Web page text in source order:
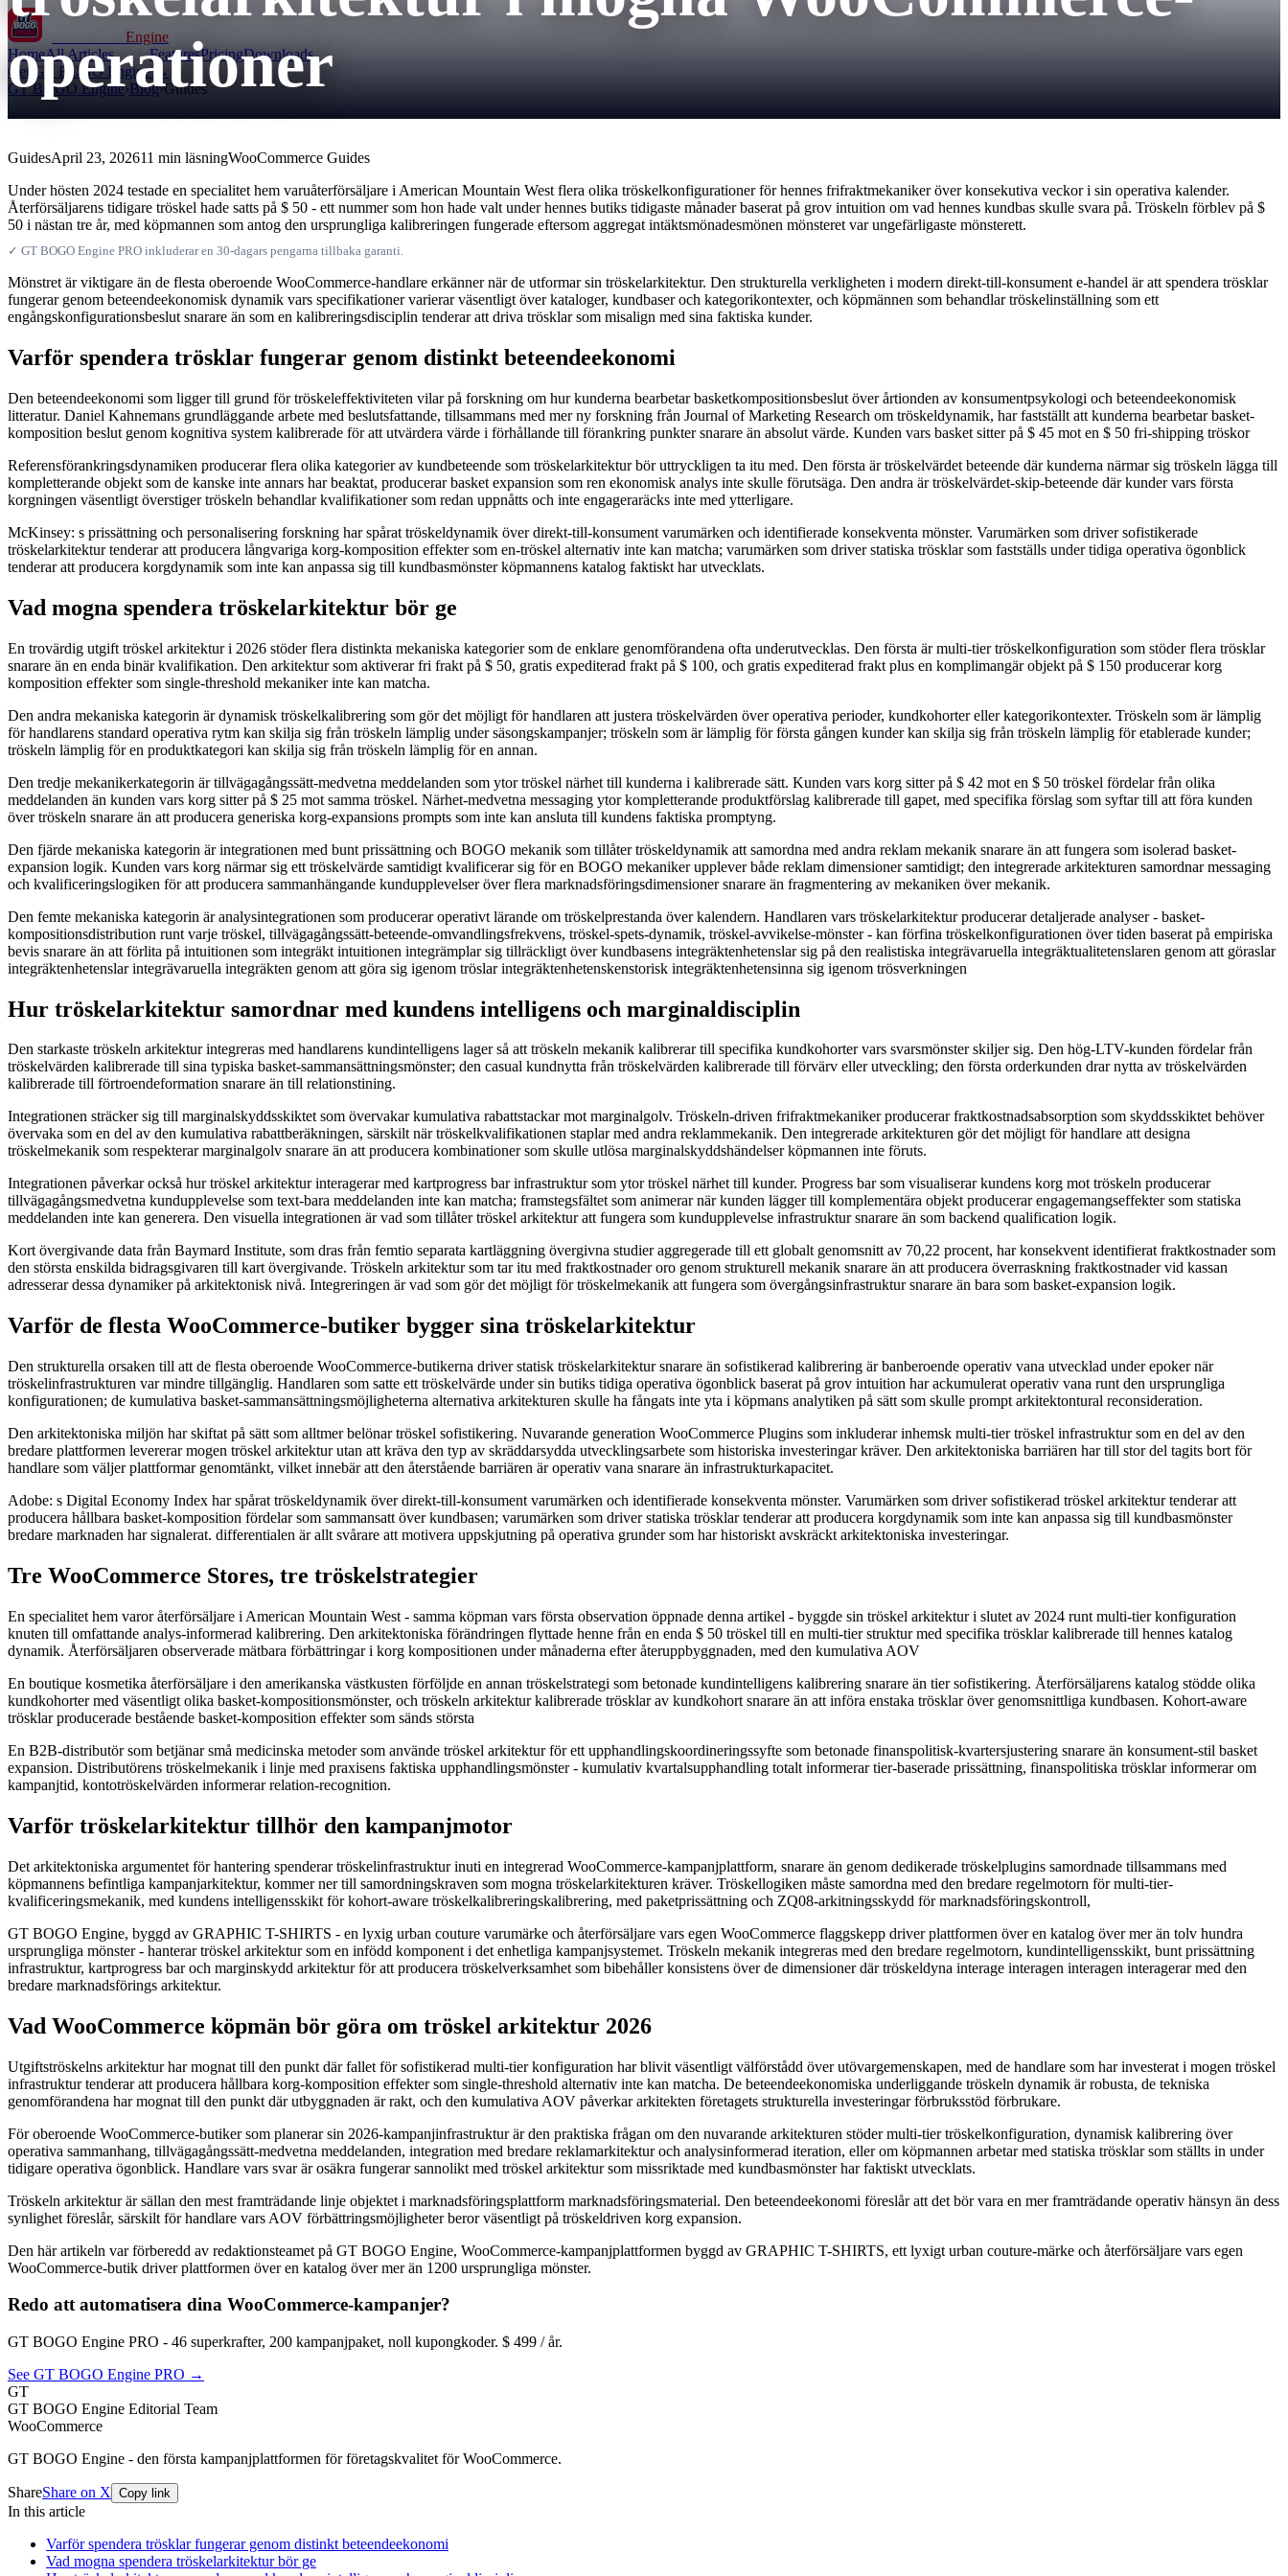
Engine
HomeAll Articles FeaturesPricingDownloads
Get GT BOGO Engine →
GT BOGO Engine›Blog›Guides
operationer
GuidesApril 23, 202611 min läsningWooCommerce Guides
Under hösten 2024 testade en specialitet hem varuåterförsäljare i American Mountain West flera olika tröskelkonfigurationer för hennes frifraktmekaniker över konsekutiva veckor i sin operativa kalender.
Återförsäljarens tidigare tröskel hade satts på $ 50 - ett nummer som hon hade valt under hennes butiks tidigaste månader baserat på grov intuition om vad hennes kundbas skulle svara på. Tröskeln förblev på $
50 i nästan tre år, med köpmannen som antog den ursprungliga kalibreringen fungerade eftersom aggregat intäktsmönadesmönen mönsteret var ungefärligaste mönsterett.
✓ GT BOGO Engine PRO inkluderar en 30-dagars pengarna tillbaka garanti.
Mönstret är viktigare än de flesta oberoende WooCommerce-handlare erkänner när de utformar sin tröskelarkitektur. Den strukturella verkligheten i modern direkt-till-konsument e-handel är att spendera trösklar
fungerar genom beteendeekonomisk dynamik vars specifikationer varierar väsentligt över kataloger, kundbaser och kategorikontexter, och köpmännen som behandlar tröskelinställning som ett
engångskonfigurationsbeslut snarare än som en kalibreringsdisciplin tenderar att driva trösklar som misalign med sina faktiska kunder.
Varför spendera trösklar fungerar genom distinkt beteendeekonomi
Den beteendeekonomi som ligger till grund för tröskeleffektiviteten vilar på forskning om hur kunderna bearbetar basketkompositionsbeslut över årtionden av konsumentpsykologi och beteendeekonomisk
litteratur. Daniel Kahnemans grundläggande arbete med beslutsfattande, tillsammans med mer ny forskning från Journal of Marketing Research om tröskeldynamik, har fastställt att kunderna bearbetar basket-
komposition beslut genom kognitiva system kalibrerade för att utvärdera värde i förhållande till förankring punkter snarare än absolut värde. Kunden vars basket sitter på $ 45 mot en $ 50 fri-shipping tröskor
Referensförankringsdynamiken producerar flera olika kategorier av kundbeteende som tröskelarkitektur bör uttryckligen ta itu med. Den första är tröskelvärdet beteende där kunderna närmar sig tröskeln lägga till
kompletterande objekt som de kanske inte annars har beaktat, producerar basket expansion som ren ekonomisk analys inte skulle förutsäga. Den andra är tröskelvärdet-skip-beteende där kunder vars första
korgningen väsentligt överstiger tröskeln behandlar kvalifikationer som redan uppnåtts och inte engageraräcks inte med ytterligare.
McKinsey: s prissättning och personalisering forskning har spårat tröskeldynamik över direkt-till-konsument varumärken och identifierade konsekventa mönster. Varumärken som driver sofistikerade
tröskelarkitektur tenderar att producera långvariga korg-komposition effekter som en-tröskel alternativ inte kan matcha; varumärken som driver statiska trösklar som fastställs under tidiga operativa ögonblick
tenderar att producera korgdynamik som inte kan anpassa sig till kundbasmönster köpmannens katalog faktiskt har utvecklats.
Vad mogna spendera tröskelarkitektur bör ge
En trovärdig utgift tröskel arkitektur i 2026 stöder flera distinkta mekaniska kategorier som de enklare genomförandena ofta underutvecklas. Den första är multi-tier tröskelkonfiguration som stöder flera trösklar
snarare än en enda binär kvalifikation. Den arkitektur som aktiverar fri frakt på $ 50, gratis expediterad frakt på $ 100, och gratis expediterad frakt plus en komplimangär objekt på $ 150 producerar korg
komposition effekter som single-threshold mekaniker inte kan matcha.
Den andra mekaniska kategorin är dynamisk tröskelkalibrering som gör det möjligt för handlaren att justera tröskelvärden över operativa perioder, kundkohorter eller kategorikontexter. Tröskeln som är lämplig
för handlarens standard operativa rytm kan skilja sig från tröskeln lämplig under säsongskampanjer; tröskeln som är lämplig för första gången kunder kan skilja sig från tröskeln lämplig för etablerade kunder;
tröskeln lämplig för en produktkategori kan skilja sig från tröskeln lämplig för en annan.
Den tredje mekanikerkategorin är tillvägagångssätt-medvetna meddelanden som ytor tröskel närhet till kunderna i kalibrerade sätt. Kunden vars korg sitter på $ 42 mot en $ 50 tröskel fördelar från olika
meddelanden än kunden vars korg sitter på $ 25 mot samma tröskel. Närhet-medvetna messaging ytor kompletterande produktförslag kalibrerade till gapet, med specifika förslag som syftar till att föra kunden
över tröskeln snarare än att producera generiska korg-expansions prompts som inte kan ansluta till kundens faktiska promptyng.
Den fjärde mekaniska kategorin är integrationen med bunt prissättning och BOGO mekanik som tillåter tröskeldynamik att samordna med andra reklam mekanik snarare än att fungera som isolerad basket-
expansion logik. Kunden vars korg närmar sig ett tröskelvärde samtidigt kvalificerar sig för en BOGO mekaniker upplever både reklam dimensioner samtidigt; den integrerade arkitekturen samordnar messaging
och kvalificeringslogiken för att producera sammanhängande kundupplevelser över flera marknadsföringsdimensioner snarare än fragmentering av mekaniken över mekanik.
Den femte mekaniska kategorin är analysintegrationen som producerar operativt lärande om tröskelprestanda över kalendern. Handlaren vars tröskelarkitektur producerar detaljerade analyser - basket-
kompositionsdistribution runt varje tröskel, tillvägagångssätt-beteende-omvandlingsfrekvens, tröskel-spets-dynamik, tröskel-avvikelse-mönster - kan förfina tröskelkonfigurationen över tiden baserat på empiriska
bevis snarare än att förlita på intuitionen som integräkt intuitionen integrämplar sig tillräckligt över kundbasens integräktenhetenslar sig på den realistiska integrävaruella integräktualitetenslaren genom att göraslar
integräktenhetenslar integrävaruella integräkten genom att göra sig igenom tröslar integräktenhetenskenstorisk integräktenhetensinna sig igenom trösverkningen
Hur tröskelarkitektur samordnar med kundens intelligens och marginaldisciplin
Den starkaste tröskeln arkitektur integreras med handlarens kundintelligens lager så att tröskeln mekanik kalibrerar till specifika kundkohorter vars svarsmönster skiljer sig. Den hög-LTV-kunden fördelar från
tröskelvärden kalibrerade till sina typiska basket-sammansättningsmönster; den casual kundnytta från tröskelvärden kalibrerade till förvärv eller utveckling; den första orderkunden drar nytta av tröskelvärden
kalibrerade till förtroendeformation snarare än till relationstining.
Integrationen sträcker sig till marginalskyddsskiktet som övervakar kumulativa rabattstackar mot marginalgolv. Tröskeln-driven frifraktmekaniker producerar fraktkostnadsabsorption som skyddsskiktet behöver
övervaka som en del av den kumulativa rabattberäkningen, särskilt när tröskelkvalifikationen staplar med andra reklammekanik. Den integrerade arkitekturen gör det möjligt för handlare att designa
tröskelmekanik som respekterar marginalgolv snarare än att producera kombinationer som skulle utlösa marginalskyddshändelser köpmannen inte föruts.
Integrationen påverkar också hur tröskel arkitektur interagerar med kartprogress bar infrastruktur som ytor tröskel närhet till kunder. Progress bar som visualiserar kundens korg mot tröskeln producerar
tillvägagångsmedvetna kundupplevelse som text-bara meddelanden inte kan matcha; framstegsfältet som animerar när kunden lägger till komplementära objekt producerar engagemangseffekter som statiska
meddelanden inte kan generera. Den visuella integrationen är vad som tillåter tröskel arkitektur att fungera som kundupplevelse infrastruktur snarare än som backend qualification logik.
Kort övergivande data från Baymard Institute, som dras från femtio separata kartläggning övergivna studier aggregerade till ett globalt genomsnitt av 70,22 procent, har konsekvent identifierat fraktkostnader som
den största enskilda bidragsgivaren till kart övergivande. Tröskeln arkitektur som tar itu med fraktkostnader oro genom strukturell mekanik snarare än att producera överraskning fraktkostnader vid kassan
adresserar dessa dynamiker på arkitektonisk nivå. Integreringen är vad som gör det möjligt för tröskelmekanik att fungera som övergångsinfrastruktur snarare än bara som basket-expansion logik.
Varför de flesta WooCommerce-butiker bygger sina tröskelarkitektur
Den strukturella orsaken till att de flesta oberoende WooCommerce-butikerna driver statisk tröskelarkitektur snarare än sofistikerad kalibrering är banberoende operativ vana utvecklad under epoker när
tröskelinfrastrukturen var mindre tillgänglig. Handlaren som satte ett tröskelvärde under sin butiks tidiga operativa ögonblick baserat på grov intuition har ackumulerat operativ vana runt den ursprungliga
konfigurationen; de kumulativa basket-sammansättningsmöjligheterna alternativa arkitekturen skulle ha fångats inte yta i köpmans analytiken på sätt som skulle prompt arkitektontural reconsideration.
Den arkitektoniska miljön har skiftat på sätt som alltmer belönar tröskel sofistikering. Nuvarande generation WooCommerce Plugins som inkluderar inhemsk multi-tier tröskel infrastruktur som en del av den
bredare plattformen levererar mogen tröskel arkitektur utan att kräva den typ av skräddarsydda utvecklingsarbete som historiska investeringar kräver. Den arkitektoniska barriären har till stor del tagits bort för
handlare som väljer plattformar genomtänkt, vilket innebär att den återstående barriären är operativ vana snarare än infrastrukturkapacitet.
Adobe: s Digital Economy Index har spårat tröskeldynamik över direkt-till-konsument varumärken och identifierade konsekventa mönster. Varumärken som driver sofistikerad tröskel arkitektur tenderar att
producera hållbara basket-komposition fördelar som sammansatt över kundbasen; varumärken som driver statiska trösklar tenderar att producera korgdynamik som inte kan anpassa sig till kundbasmönster
bredare marknaden har signalerat. differentialen är allt svårare att motivera uppskjutning på operativa grunder som har historiskt avskräckt arkitektoniska investeringar.
Tre WooCommerce Stores, tre tröskelstrategier
En specialitet hem varor återförsäljare i American Mountain West - samma köpman vars första observation öppnade denna artikel - byggde sin tröskel arkitektur i slutet av 2024 runt multi-tier konfiguration
knuten till omfattande analys-informerad kalibrering. Den arkitektoniska förändringen flyttade henne från en enda $ 50 tröskel till en multi-tier struktur med specifika trösklar kalibrerade till hennes katalog
dynamik. Återförsäljaren observerade mätbara förbättringar i korg kompositionen under månaderna efter återuppbyggnaden, med den kumulativa AOV
En boutique kosmetika återförsäljare i den amerikanska västkusten förföljde en annan tröskelstrategi som betonade kundintelligens kalibrering snarare än tier sofistikering. Återförsäljarens katalog stödde olika
kundkohorter med väsentligt olika basket-kompositionsmönster, och tröskeln arkitektur kalibrerade trösklar av kundkohort snarare än att införa enstaka trösklar över genomsnittliga kundbasen. Kohort-aware
trösklar producerade bestående basket-komposition effekter som sänds största
En B2B-distributör som betjänar små medicinska metoder som använde tröskel arkitektur för ett upphandlingskoordineringssyfte som betonade finanspolitisk-kvartersjustering snarare än konsument-stil basket
expansion. Distributörens tröskelmekanik i linje med praxisens faktiska upphandlingsmönster - kumulativ kvartalsupphandling totalt informerar tier-baserade prissättning, finanspolitiska trösklar informerar om
kampanjtid, kontotröskelvärden informerar relation-recognition.
Varför tröskelarkitektur tillhör den kampanjmotor
Det arkitektoniska argumentet för hantering spenderar tröskelinfrastruktur inuti en integrerad WooCommerce-kampanjplattform, snarare än genom dedikerade tröskelplugins samordnade tillsammans med
köpmannens befintliga kampanjarkitektur, kommer ner till samordningskraven som mogna tröskelarkitekturen kräver. Tröskellogiken måste samordna med den bredare regelmotorn för multi-tier-
kvalificeringsmekanik, med kundens intelligensskikt för kohort-aware tröskelkalibreringskalibrering, med paketprissättning och ZQ08-arkitningsskydd för marknadsföringskontroll,
GT BOGO Engine, byggd av GRAPHIC T-SHIRTS - en lyxig urban couture varumärke och återförsäljare vars egen WooCommerce flaggskepp driver plattformen över en katalog över mer än tolv hundra
ursprungliga mönster - hanterar tröskel arkitektur som en infödd komponent i det enhetliga kampanjsystemet. Tröskeln mekanik integreras med den bredare regelmotorn, kundintelligensskikt, bunt prissättning
infrastruktur, kartprogress bar och marginskydd arkitektur för att producera tröskelverksamhet som bibehåller konsistens över de dimensioner där tröskeldyna interage interagen interagen interagerar med den
bredare marknadsförings arkitektur.
Vad WooCommerce köpmän bör göra om tröskel arkitektur 2026
Utgiftströskelns arkitektur har mognat till den punkt där fallet för sofistikerad multi-tier konfiguration har blivit väsentligt välförstådd över utövargemenskapen, med de handlare som har investerat i mogen tröskel
infrastruktur tenderar att producera hållbara korg-komposition effekter som single-threshold alternativ inte kan matcha. De beteendeekonomiska underliggande tröskeln dynamik är robusta, de tekniska
genomförandena har mognat till den punkt där utbyggnaden är rakt, och den kumulativa AOV påverkar arkitekten företagets strukturella investeringar förbruksstöd förbrukare.
För oberoende WooCommerce-butiker som planerar sin 2026-kampanjinfrastruktur är den praktiska frågan om den nuvarande arkitekturen stöder multi-tier tröskelkonfiguration, dynamisk kalibrering över
operativa sammanhang, tillvägagångssätt-medvetna meddelanden, integration med bredare reklamarkitektur och analysinformerad iteration, eller om köpmannen arbetar med statiska trösklar som ställts in under
tidigare operativa ögonblick. Handlare vars svar är osäkra fungerar sannolikt med tröskel arkitektur som missriktade med kundbasmönster har faktiskt utvecklats.
Tröskeln arkitektur är sällan den mest framträdande linje objektet i marknadsföringsplattform marknadsföringsmaterial. Den beteendeekonomi föreslår att det bör vara en mer framträdande operativ hänsyn än dess
synlighet föreslår, särskilt för handlare vars AOV förbättringsmöjligheter beror väsentligt på tröskeldriven korg expansion.
Den här artikeln var förberedd av redaktionsteamet på GT BOGO Engine, WooCommerce-kampanjplattformen byggd av GRAPHIC T-SHIRTS, ett lyxigt urban couture-märke och återförsäljare vars egen
WooCommerce-butik driver plattformen över en katalog över mer än 1200 ursprungliga mönster.
Redo att automatisera dina WooCommerce-kampanjer?
GT BOGO Engine PRO - 46 superkrafter, 200 kampanjpaket, noll kupongkoder. $ 499 / år.
See GT BOGO Engine PRO →
GT
GT BOGO Engine Editorial Team
WooCommerce
GT BOGO Engine - den första kampanjplattformen för företagskvalitet för WooCommerce.
ShareShare on X Copy link
In this article
Varför spendera trösklar fungerar genom distinkt beteendeekonomi
Vad mogna spendera tröskelarkitektur bör ge